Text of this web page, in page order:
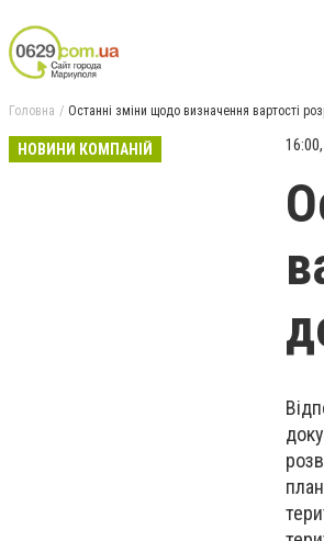
Головна Останні зміни щодо визначення вартості
НОВИНИ КОМПАНІЙ